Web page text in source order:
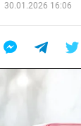
30.01.2026 16:06